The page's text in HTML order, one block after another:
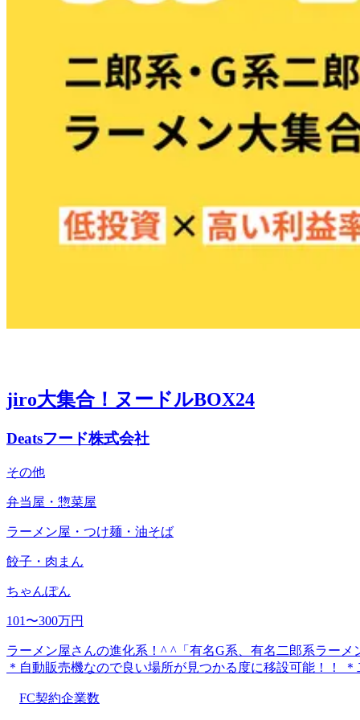
jiro大集合！ヌードルBOX24
Deatsフード株式会社
その他
弁当屋・惣菜屋
ラーメン屋・つけ麺・油そば
餃子・肉まん
ちゃんぽん
101〜300万円
ラーメン屋さんの進化系！^ ^「有名G系、有名二郎系ラー
＊自動販売機なので良い場所が見つかる度に移設可能！！
FC契約企業数